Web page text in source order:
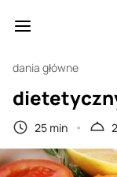
dania główne
25 min